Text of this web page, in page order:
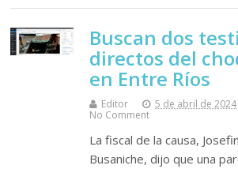
Buscan dos
directos del
en Entre Ríos
Editor 5 de abril de 2024
No Comment
La fiscal de la causa,
Busaniche, dijo que una